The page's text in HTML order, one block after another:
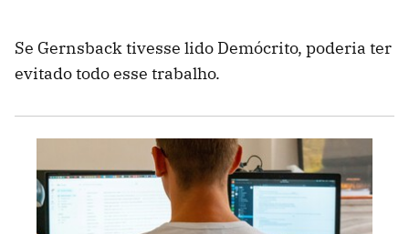
Se Gernsback tivesse lido Demócrito, poderia ter
evitado todo esse trabalho.